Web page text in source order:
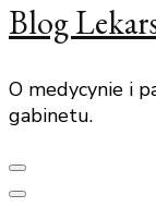
Blog
O medycynie i
gabinetu.